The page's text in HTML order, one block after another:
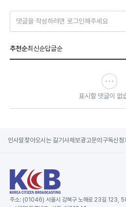
댓글을 작성하려면 로그인해주세요
추천순최신순답글순
표시할 댓글이 없
인사말찾아오시는 길기사제보광고문의 구독신청
주소: (01046) 서울시 강북구 노해로 23길 123,